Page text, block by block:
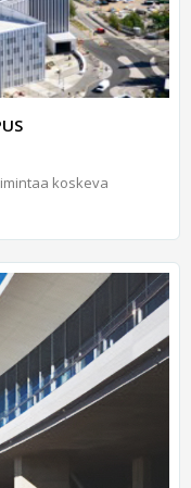
koskeva